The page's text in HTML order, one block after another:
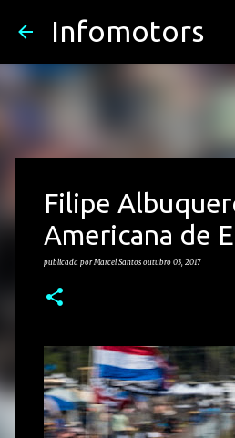
Infomotors
Filipe
Americana de
publicada porMarcel Santos outubro 03, 2017